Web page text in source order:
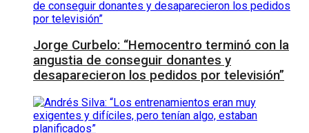
Jorge Curbelo: “Hemocentro terminó con la
angustia de conseguir donantes y
desaparecieron los pedidos por televisión”